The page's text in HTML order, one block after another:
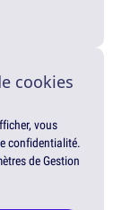
cookies
vous
confidentialité.
de Gestion